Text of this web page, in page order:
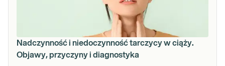
Nadczynność i niedoczynność tarczycy w ciąży.
Objawy, przyczyny i diagnostyka